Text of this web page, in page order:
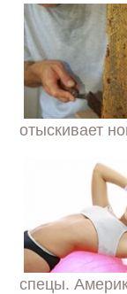
отыскивает
спецы.